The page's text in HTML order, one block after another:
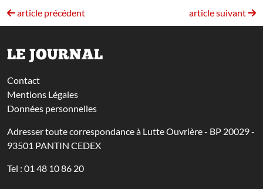
article précédent article suivant
LE JOURNAL
Contact
Mentions Légales
Données personnelles
Adresser toute correspondance à Lutte Ouvrière - BP 20029 -
93501 PANTIN CEDEX
Tel : 01 48 10 86 20